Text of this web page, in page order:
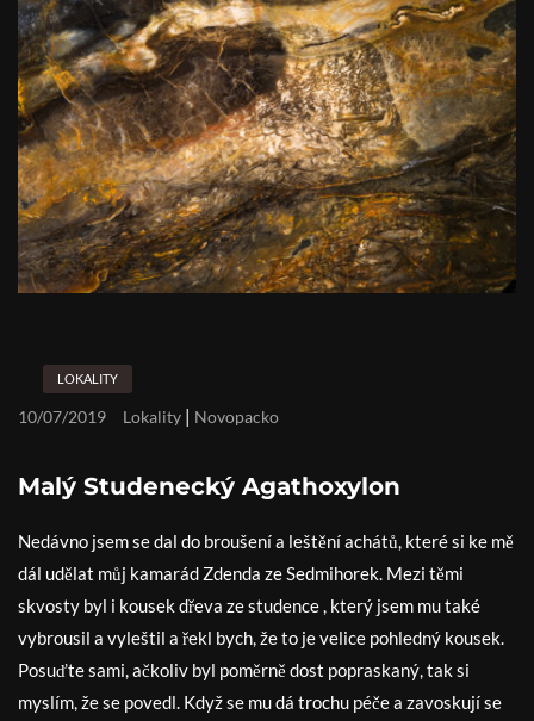
LOKALITY
10/07/2019 Lokality | Novopacko
Malý Studenecký Agathoxylon
Nedávno jsem se dal do broušení a leštění achátů, které si ke mě
dál udělat můj kamarád Zdenda ze Sedmihorek. Mezi těmi
skvosty byl i kousek dřeva ze studence , který jsem mu také
vybrousil a vyleštil a řekl bych, že to je velice pohledný kousek.
Posuďte sami, ačkoliv byl poměrně dost popraskaný, tak si
myslím, že se povedl. Když se mu dá trochu péče a zavoskují se